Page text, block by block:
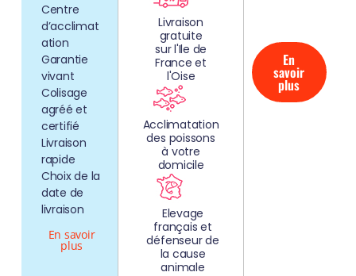
Centre
d’acclimat
ation
Garantie
vivant
Colisage
agréé et
certifié
Livraison
rapide
Choix de la
date de
livraison
En savoir
plus
Livraison
gratuite
sur l'Ile de
France et
l'Oise
Acclimatation
des poissons
à votre
domicile
Elevage
français et
défenseur de
la cause
animale
En
savoir
plus